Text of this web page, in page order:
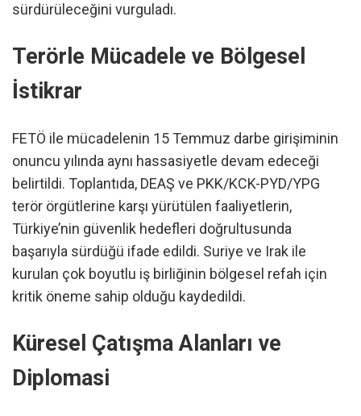
sürdürüleceğini vurguladı.
Terörle Mücadele ve Bölgesel
İstikrar
FETÖ ile mücadelenin 15 Temmuz darbe girişiminin
onuncu yılında aynı hassasiyetle devam edeceği
belirtildi. Toplantıda, DEAŞ ve PKK/KCK-PYD/YPG
terör örgütlerine karşı yürütülen faaliyetlerin,
Türkiye’nin güvenlik hedefleri doğrultusunda
başarıyla sürdüğü ifade edildi. Suriye ve Irak ile
kurulan çok boyutlu iş birliğinin bölgesel refah için
kritik öneme sahip olduğu kaydedildi.
Küresel Çatışma Alanları ve
Diplomasi